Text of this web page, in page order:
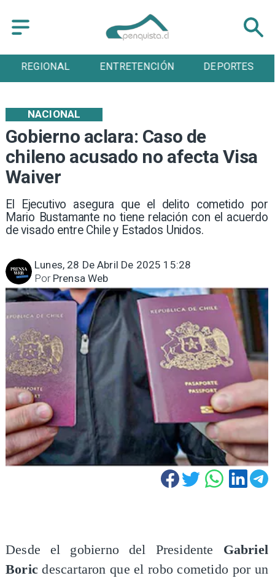
REGIONAL ENTRETENCIÓN DEPORTES
Gobierno aclara: Caso de
chileno acusado no afecta Visa
Waiver
El Ejecutivo asegura que el delito cometido por
Mario Bustamante no tiene relación con el acuerdo
de visado entre Chile y Estados Unidos.
NACIONAL
Lunes, 28 De Abril De 2025 15:28
Prensa Web
Por
Desde el gobierno del Presidente Gabriel
Boricdescartaron que el robo cometido por un